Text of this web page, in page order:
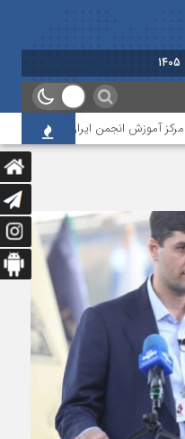
مرکز آموزش انجمن ایران، نخستین